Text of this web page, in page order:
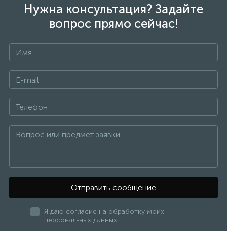
Нужна консультация? Задайте
вопрос прямо сейчас!
Отправить сообщение
Я даю согласие на обработку моих
персональных данных